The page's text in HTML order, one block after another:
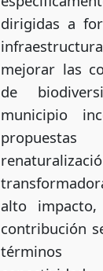
dirigidas a
mejorar las
de
municipio
alto
contribución